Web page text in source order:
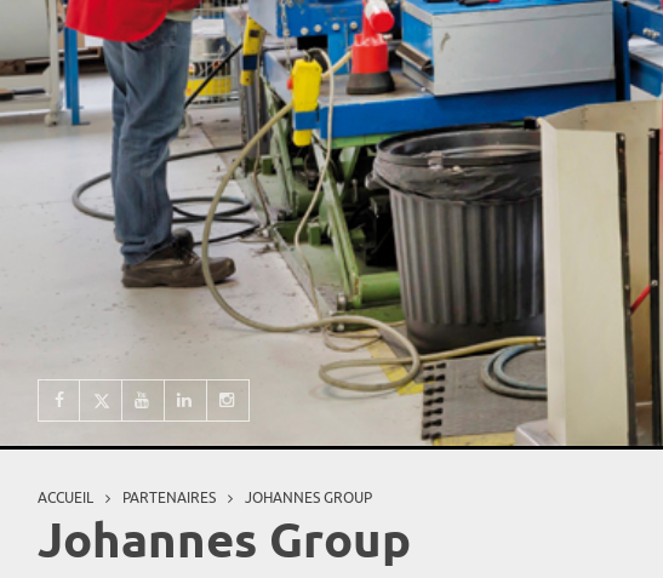
Vous êtes ici
ACCUEIL PARTENAIRES JOHANNES GROUP
Johannes Group